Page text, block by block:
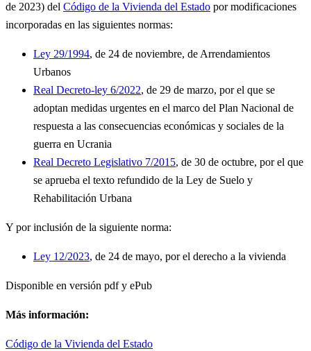
de 2023) del Código de la Vivienda del Estado por modificaciones
incorporadas en las siguientes normas:
Ley 29/1994, de 24 de noviembre, de Arrendamientos
Urbanos
Real Decreto-ley 6/2022, de 29 de marzo, por el que se
adoptan medidas urgentes en el marco del Plan Nacional de
respuesta a las consecuencias económicas y sociales de la
guerra en Ucrania
Real Decreto Legislativo 7/2015, de 30 de octubre, por el que
se aprueba el texto refundido de la Ley de Suelo y
Rehabilitación Urbana
Y por inclusión de la siguiente norma:
Ley 12/2023, de 24 de mayo, por el derecho a la vivienda
Disponible en versión pdf y ePub
Más información:
Código de la Vivienda del Estado